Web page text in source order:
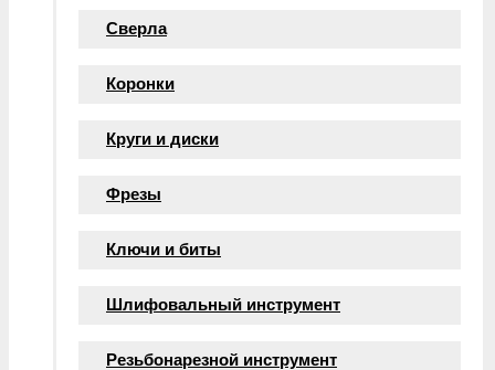
Сверла
Коронки
Круги и диски
Фрезы
Ключи и биты
Шлифовальный инструмент
Резьбонарезной инструмент